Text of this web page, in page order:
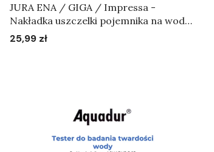
JURA ENA / GIGA / Impressa -
Nakładka uszczelki pojemnika na wodę
Art.59455
Cena
25,99 zł